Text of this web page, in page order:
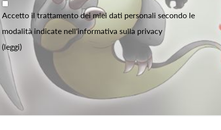
Accetto il trattamento dei miei dati personali secondo le
modalità indicate nell'informativa sulla privacy
(leggi)